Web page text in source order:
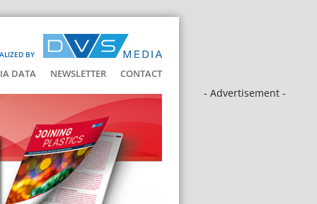
BY
DATA NEWSLETTER CONTACT
- Advertisement -